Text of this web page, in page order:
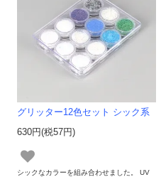
グリッター12色セット シック系
630円(税57円)
シックなカラーを組み合わせました。 UV